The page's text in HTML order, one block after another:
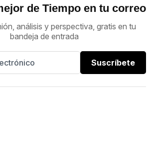
de Tiempo en tu correo
análisis y perspectiva, gratis en tu
bandeja de entrada
Suscríbete